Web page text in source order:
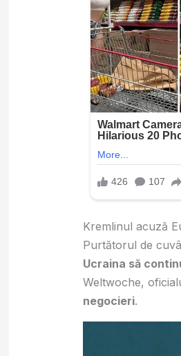
Kremlinul acuză
Purtătorul de
Ucraina să
Weltwoche,
negocieri.